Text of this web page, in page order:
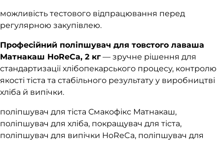
можливість тестового відпрацювання перед
регулярною закупівлею.
Професійний поліпшувач для товстого лаваша
Матнакаш HoReCa, 2 кг— зручне рішення для
стандартизації хлібопекарського процесу, контролю
якості тіста та стабільного результату у виробництві
хліба й випічки.
поліпшувач для тіста Смакофікс Матнакаш,
поліпшувач для хліба, покращувач для тіста,
поліпшувач для випічки HoReCa, поліпшувач для